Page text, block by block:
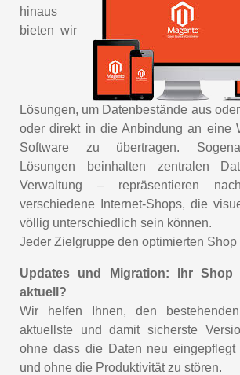
hinaus
bieten wir
Lösungen, um Datenbestände aus
oder direkt in die Anbindung an eine
Software zu übertragen.
Lösungen beinhalten zentralen
Verwaltung – repräsentieren
verschiedene Internet-Shops, die
völlig unterschiedlich sein können.
Jeder Zielgruppe den optimierten Shop
Updates und Migration: Ihr
aktuell?
Wir helfen Ihnen, den
aktuellste und damit sicherste
ohne dass die Daten neu eingepflegt
und ohne die Produktivität zu stören.